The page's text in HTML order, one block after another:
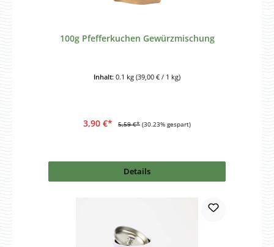
100g Pfefferkuchen Gewürzmischung
Inhalt: 0.1 kg (39,00 € / 1 kg)
3,90 €* 5,59 €* (30.23% gespart)
Details